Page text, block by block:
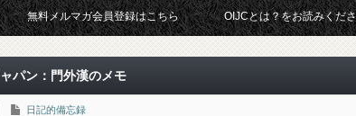
無料メルマガ会員登録はこちら OIJCとは？をお読みくだ
パン：門外漢のメモ
日記的備忘録